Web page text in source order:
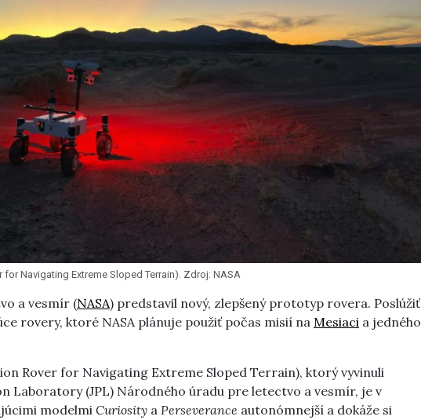
for Navigating Extreme Sloped Terrain). Zdroj: NASA
a vesmír (NASA) predstavil nový, zlepšený prototyp rovera. Poslúžiť
rovery, ktoré NASA plánuje použiť počas misií na Mesiaci a jedného
Rover for Navigating Extreme Sloped Terrain), ktorý vyvinuli
Laboratory (JPL) Národného úradu pre letectvo a vesmír, je v
modelmi Curiosity a Perseverance autonómnejší a dokáže si